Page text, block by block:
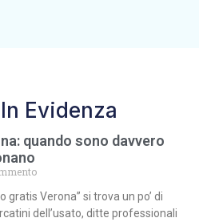
Evidenza
quando sono davvero
gratis Verona” si trova un po’ di
dell’usato, ditte professionali